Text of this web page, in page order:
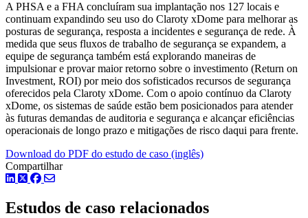
A PHSA e a FHA concluíram sua implantação nos 127 locais e
continuam expandindo seu uso do Claroty xDome para melhorar as
posturas de segurança, resposta a incidentes e segurança de rede. À
medida que seus fluxos de trabalho de segurança se expandem, a
equipe de segurança também está explorando maneiras de
impulsionar e provar maior retorno sobre o investimento (Return on
Investment, ROI) por meio dos sofisticados recursos de segurança
oferecidos pela Claroty xDome. Com o apoio contínuo da Claroty
xDome, os sistemas de saúde estão bem posicionados para atender
às futuras demandas de auditoria e segurança e alcançar eficiências
operacionais de longo prazo e mitigações de risco daqui para frente.
Download do PDF do estudo de caso (inglês)
Compartilhar
LinkedIn
TwitterFacebook
Estudos de caso relacionados